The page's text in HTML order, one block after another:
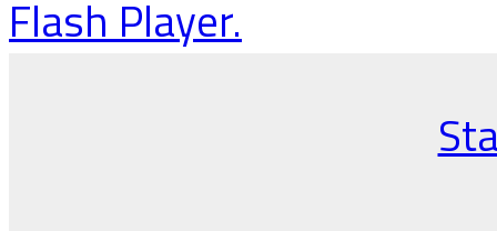
Flash Player.